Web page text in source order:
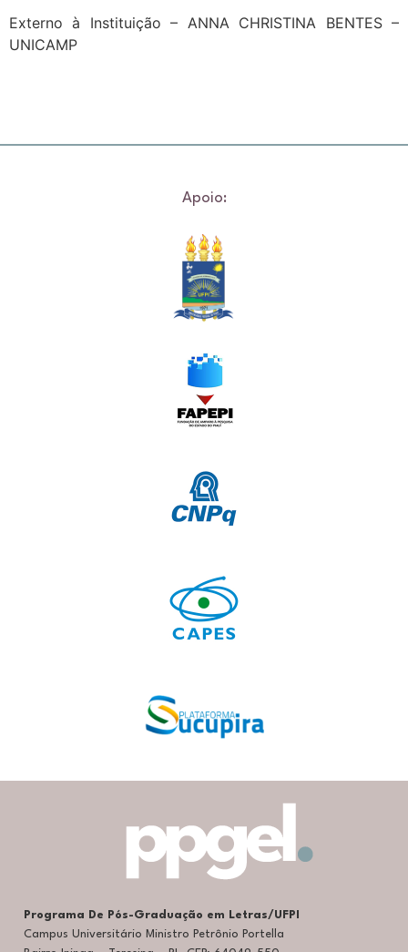
Externo à Instituição – ANNA CHRISTINA BENTES –
UNICAMP
Apoio:
Programa De Pós-Graduação em Letras/UFPI
Campus Universitário Ministro Petrônio Portella